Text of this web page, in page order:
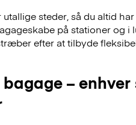
steder, så du altid
på stationer og i
efter at tilbyde
–